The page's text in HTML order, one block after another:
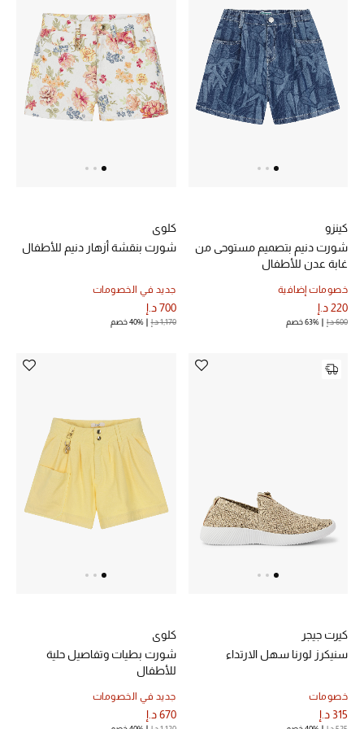
خصم حتى 70%
تسوقوا الآن
النساء
الحقائب النسائية
الرجال
مستلزمات المنزل
المجوهرات
كينزو
شورت دنيم بتصميم مستوحى من
غابة عدن للأطفال
خصومات إضافية
220 د.إ
600 د.إ 63% خصم
كلوي
شورت بنقشة أزهار دنيم للأطفال
جديد في الخصومات
700 د.إ
1,170 د.إ 40% خصم
كيرت جيجر
سنيكرز لورنا سهل الارتداء
خصومات
315 د.إ
كلوي
شورت بطيات وتفاصيل حلية
للأطفال
جديد في الخصومات
670 د.إ